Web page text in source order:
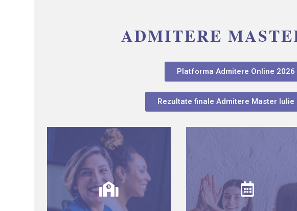
ADMITERE
Platforma Admitere Online 2026
Rezultate finale Admitere Master Iulie
Oferta de studii nivel
Calendarul de